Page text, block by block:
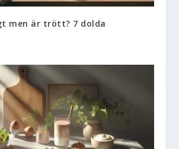
men är trött? 7 dolda